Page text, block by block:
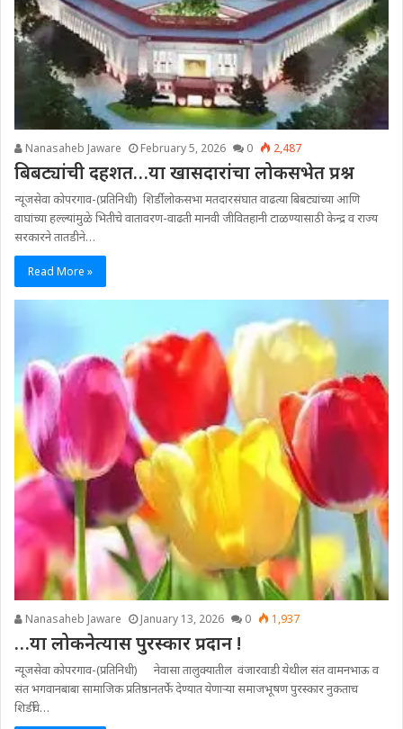
Nanasaheb Jaware February 5, 2026 0 2,487
बिबट्यांची दहशत…या खासदारांचा लोकसभेत प्रश्न
न्यूजसेवा कोपरगाव-(प्रतिनिधी) शिर्डी लोकसभा मतदारसंघात वाढत्या बिबट्यांच्या आणि
वाघांच्या हल्ल्यांमुळे भितीचे वातावरण-वाढती मानवी जीवितहानी टाळण्यासाठी केन्द्र व राज्य
सरकारने तातडीने…
Read More »
Nanasaheb Jaware January 13, 2026 0 1,937
…या लोकनेत्यास पुरस्कार प्रदान !
न्यूजसेवा कोपरगाव-(प्रतिनिधी) नेवासा तालुक्यातील वंजारवाडी येथील संत वामनभाऊ व
संत भगवानबाबा सामाजिक प्रतिष्ठानतर्फे देण्यात येणाऱ्या समाजभूषण पुरस्कार नुकताच
शिर्डीचे…